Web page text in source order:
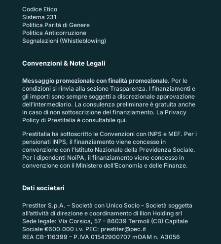
Codice Etico
Sistema 231
Politica Parità di Genere
Politica Anticorruzione
Segnalazioni (Whistleblowing)
Convenzioni & Note Legali
Messaggio promozionale con finalità promozionale. Per le
condizioni si rinvia alla sezione Trasparenza. I finanziamenti e
gli importi sono sempre soggetti a discrezionale approvazione
dell’intermediario. La consulenza preliminare è gratuita anche
in caso di non sottoscrizione del finanziamento. La Privacy
Policy di Prestitalia è consultabile qui.
Prestitalia ha sottoscritto le Convenzioni con INPS e MEF. Per i
pensionati INPS, il finanziamento viene concesso in
convenzione con l’Istituto Nazionale della Previdenza Sociale.
Per i dipendenti NoiPA, il finanziamento viene concesso in
convenzione con il Ministero dell’Economia e delle Finanze.
Dati societari
Prestiter S.p.A. – Società con Unico Socio – Società soggetta
all’attività di direzione e coordinamento di Ilion Holding srl
Sede legale: Via Corsica, 57 – 86039 Termoli (CB) Capitale
Sociale €600.000 i.v. PEC: prestiter@pec.it
REA CB-116399 – P.IVA 01542900707 mOAM n. A3056